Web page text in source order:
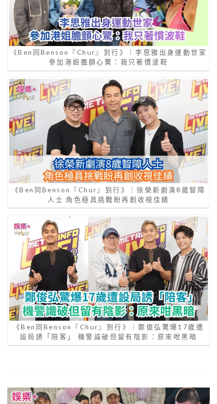
《Ben同Benson『Chur』到行》｜李思雅出身運動世家
參加港姐膽顫心驚：我只著慣波鞋
《Ben同Benson『Chur』到行》｜徐榮新劇演8歲智障
人士 角色極具挑戰盼再創收視佳績
《Ben同Benson『Chur』到行》｜鄭俊弘驚爆17歲遭
設局誘「陪客」 機警識破但留有陰影：原來咁黑暗